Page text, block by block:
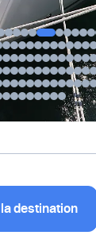
destination